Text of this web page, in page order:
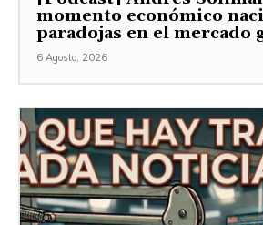
momento económico
paradojas en el mercado
6 Agosto, 2026